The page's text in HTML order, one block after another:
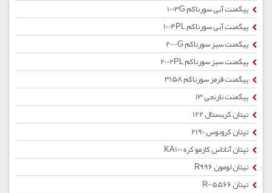
پیگمنت آبی سورناکم 1003G
پیگمنت آبی سورناکم 1004PL
پیگمنت سبز سورناکم 2000G
پیگمنت سبز سورناکم 2002PL
پیگمنت قرمز سورناکم 3158
پیگمنت نارنجی 13
تیتان کریستال 122
تیتان کرونوس 2190
تیتان آناتاس کازمو کره KA100
تیتان لومون R996
تیتان R-5566